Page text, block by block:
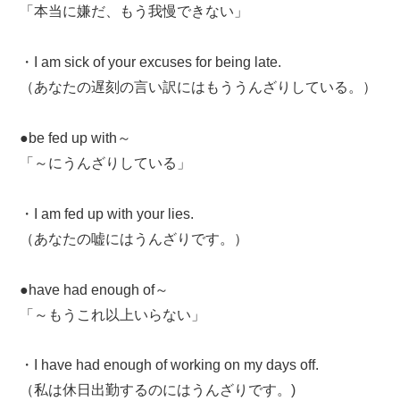
「本当に嫌だ、もう我慢できない」
・I am sick of your excuses for being late.
（あなたの遅刻の言い訳にはもううんざりしている。）
●be fed up with～
「～にうんざりしている」
・I am fed up with your lies.
（あなたの嘘にはうんざりです。）
●have had enough of～
「～もうこれ以上いらない」
・I have had enough of working on my days off.
（私は休日出勤するのにはうんざりです。)